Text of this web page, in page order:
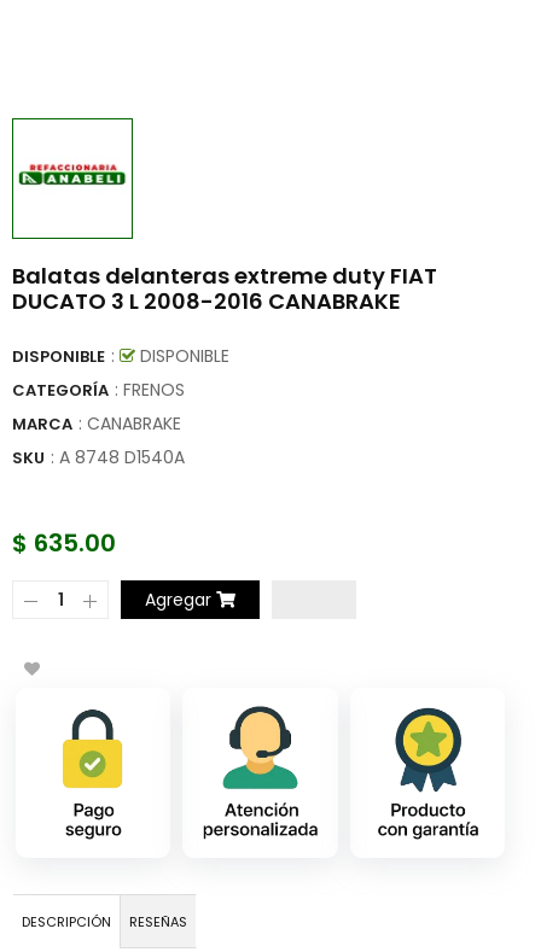
Balatas delanteras extreme duty FIAT
DUCATO 3 L 2008-2016 CANABRAKE
DISPONIBLE : DISPONIBLE
CATEGORÍA : FRENOS
MARCA : CANABRAKE
SKU : A 8748 D1540A
$ 635.00
Agregar
DESCRIPCIÓN RESEÑAS